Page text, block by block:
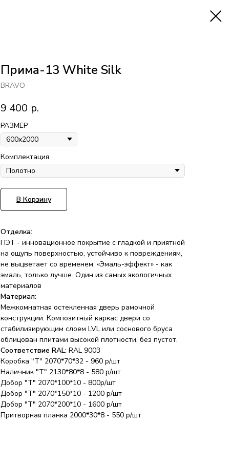
Прима-13 White Silk
BRAVO
9 400 р.
РАЗМЕР
Комплектация
В Корзину
Отделка:
ПЭТ - инновационное покрытие c гладкой и приятной
на ощупь поверхностью, устойчиво к повреждениям,
не выцветает со временем. «Эмаль-эффект» - как
эмаль, только лучше. Один из самых экологичных
материалов
Материал:
Межкомнатная остекленная дверь рамочной
конструкции. Композитный каркас двери со
стабилизирующим слоем LVL или соснового бруса
облицован плитами высокой плотности, без пустот.
Соответствие RAL: RAL 9003
Коробка "Т" 2070*70*32 - 960 р/шт
Наличник "Т" 2130*80*8 - 580 р/шт
Добор "Т" 2070*100*10 - 800р/шт
Добор "Т" 2070*150*10 - 1200 р/шт
Добор "Т" 2070*200*10 - 1600 р/шт
Притворная планка 2000*30*8 - 550 р/шт